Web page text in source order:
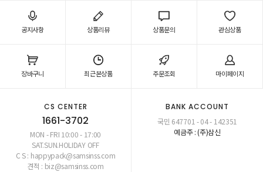
공지사항 상품리뷰 상품문의 관심상품
장바구니 최근본상품 주문조회 마이페이지
CS CENTER
1661-3702
MON - FRI 10:00 - 17:00
SAT.SUN.HOLIDAY OFF
C S : happypack@samsinss.com
견적 : biz@samsinss.com
BANK ACCOUNT
국민 647701 - 04 - 142351
예금주 : (주)삼신